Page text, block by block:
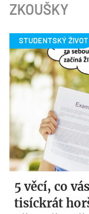
ZKOUŠKY
5 věcí, co
tisíckrát